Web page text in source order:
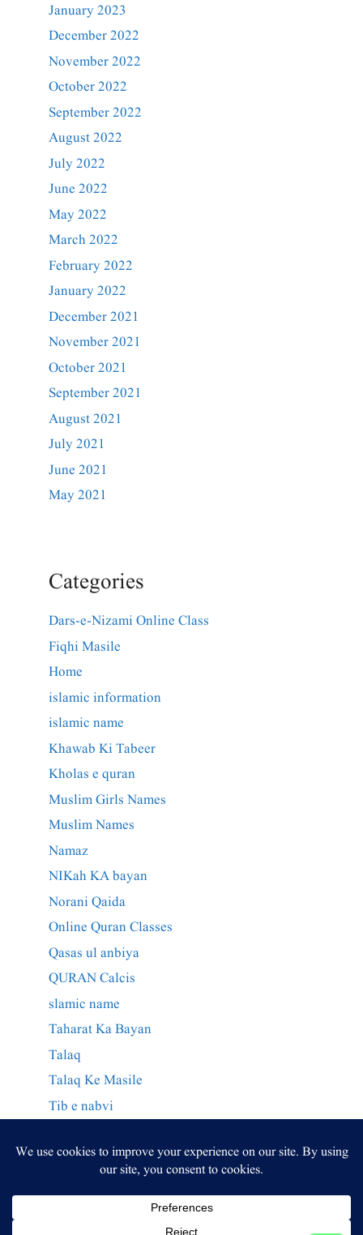
January 2023
December 2022
November 2022
October 2022
September 2022
August 2022
July 2022
June 2022
May 2022
March 2022
February 2022
January 2022
December 2021
November 2021
October 2021
September 2021
August 2021
July 2021
June 2021
May 2021
Categories
Dars-e-Nizami Online Class
Fiqhi Masile
Home
islamic information
islamic name
Khawab Ki Tabeer
Kholas e quran
Muslim Girls Names
Muslim Names
Namaz
NIKah KA bayan
Norani Qaida
Online Quran Classes
Qasas ul anbiya
QURAN Calcis
slamic name
Taharat Ka Bayan
Talaq
Talaq Ke Masile
Tib e nabvi
وراثت کے احکام